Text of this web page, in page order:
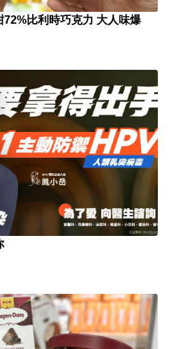
比利時巧克力 大人味爆